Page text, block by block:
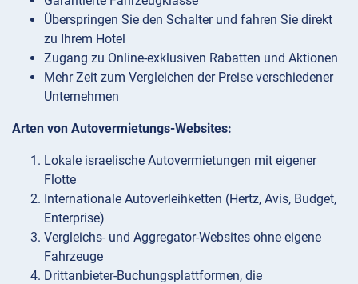
Überspringen Sie den Schalter und fahren Sie direkt
zu Ihrem Hotel
Zugang zu Online-exklusiven Rabatten und Aktionen
Mehr Zeit zum Vergleichen der Preise verschiedener
Unternehmen
Arten von Autovermietungs-Websites:
Lokale israelische Autovermietungen mit eigener
Flotte
Internationale Autoverleihketten (Hertz, Avis, Budget,
Enterprise)
Vergleichs- und Aggregator-Websites ohne eigene
Fahrzeuge
Drittanbieter-Buchungsplattformen, die